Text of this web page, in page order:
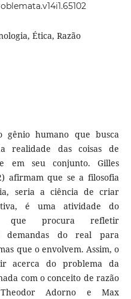
Ética, Razão
humano que busca
realidade das coisas de
em seu conjunto. Gilles
afirmam que se a filosofia
seria a ciência de criar
é uma atividade do
que procura refletir
demandas do real para
que o envolvem. Assim, o
acerca do problema da
com o conceito de razão
Adorno e Max